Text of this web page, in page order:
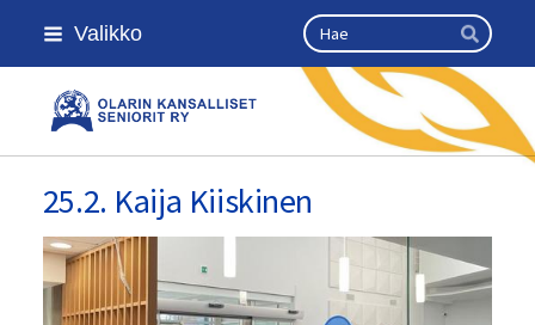
Siirry
sivun
Valikko Haku
Hae
Olarin kansalliset seniorit ry
25.2. Kaija Kiiskinen